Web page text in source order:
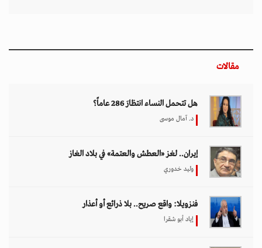
مقالات
هل تتحمل النساء انتظارَ 286 عاماً؟
د. آمال موسى
إيران.. لغز «العطش والعتمة» في بلاد الغاز
وليد خدوري
فنزويلا: واقع صريح.. بلا ذرائع أو أعذار
إياد أبو شقرا